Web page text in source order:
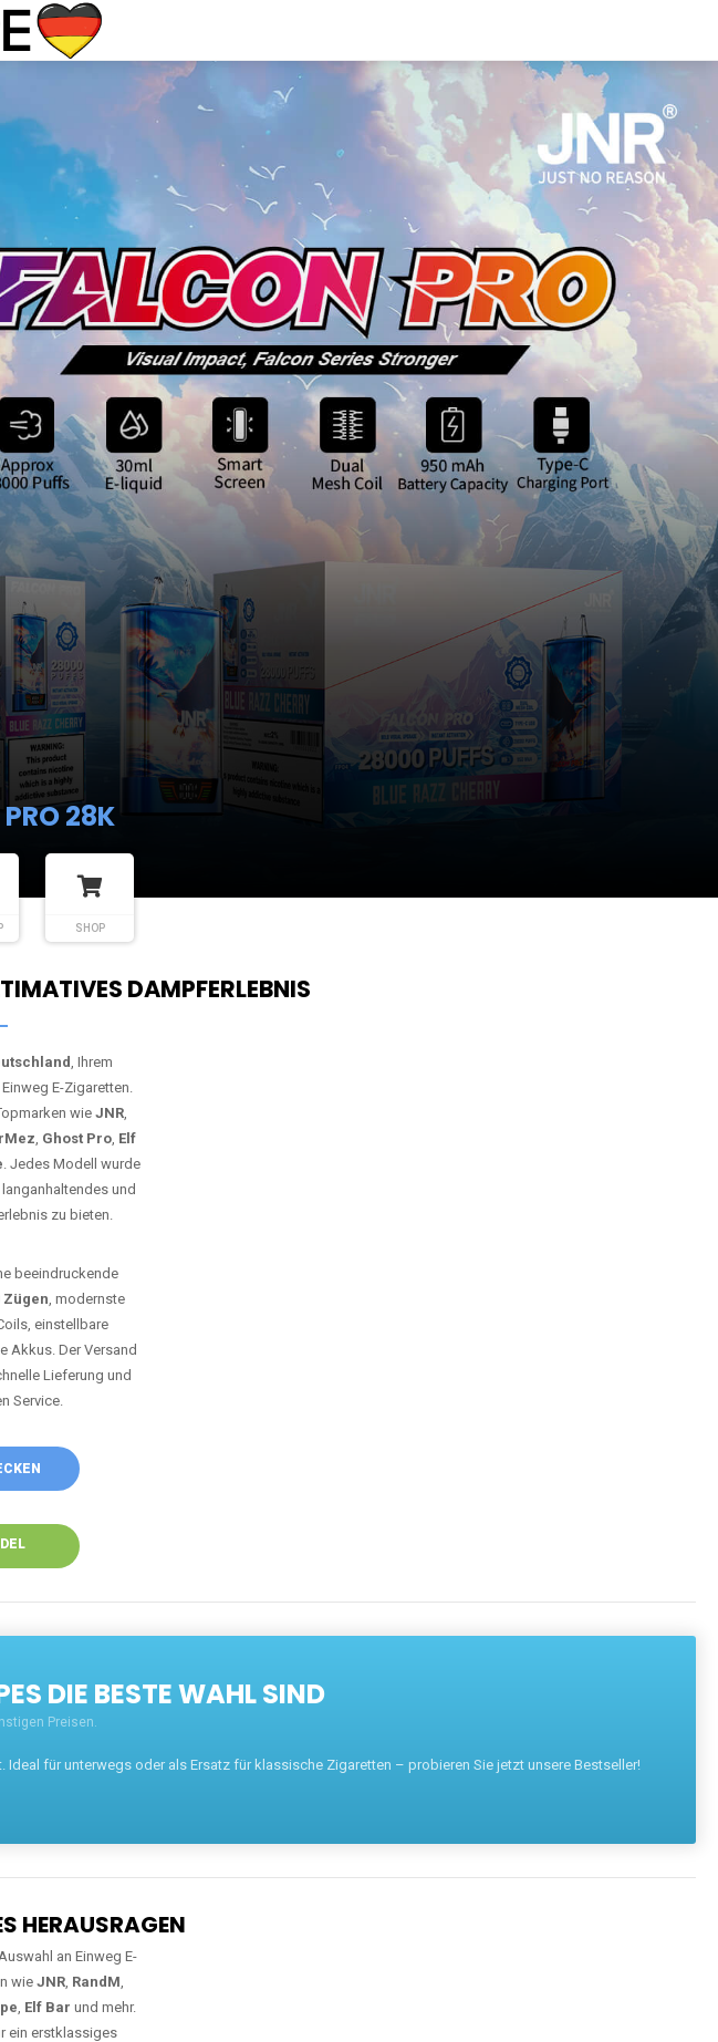
28K
SHOP
DAMPFERLEBNIS
, Ihrem
E-Zigaretten.
wie JNR,
, Ghost Pro, Elf
. Jedes Modell wurde
und
zu bieten.
beeindruckende
Zügen, modernste
einstellbare
Akkus. Der Versand
Lieferung und
Service.
DIE BESTE WAHL SIND
Preisen.
für unterwegs oder als Ersatz für klassische Zigaretten – probieren Sie jetzt unsere Bestseller!
HERAUSRAGEN
an Einweg E-
wie JNR, RandM,
, Elf Bar und mehr.
ein erstklassiges